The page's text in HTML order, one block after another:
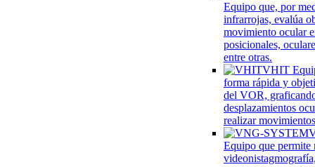
Equipo que, por
infrarrojas, evalúa
movimiento ocular
posicionales,
entre otras.
VHIT
forma rápida y
del VOR,
desplazamientos
realizar
Equipo que permite